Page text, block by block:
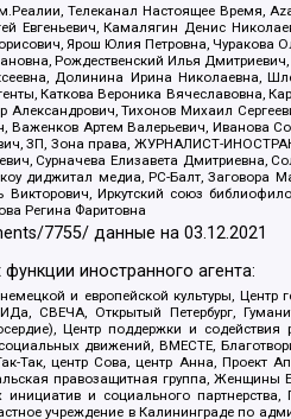
Телеканал Настоящее Время,
Евгеньевич, Камалягин Денис
Ярош Юлия Петровна, Чуракова
Рождественский Илья
Долинина Ирина Николаевна,
Каткова Вероника
Тихонов Михаил
Важенков Артем Валерьевич, Иванова
ЗП, Зона права, ЖУРНАЛИСТ-
Сурначева Елизавета Дмитриевна,
диджитал медиа, РС-Балт, Заговора
Иркутский союз
Регина Фаритовна
7755/ данные на03.12.2021
иностранного агента:
и европейской культуры,
Открытый Петербург,
Центр поддержки и
социальных движений, ВМЕСТЕ,
Так, центр Сова, центр Анна,
правозащитная группа, Женщины
и социального
учреждение в Калининграде по